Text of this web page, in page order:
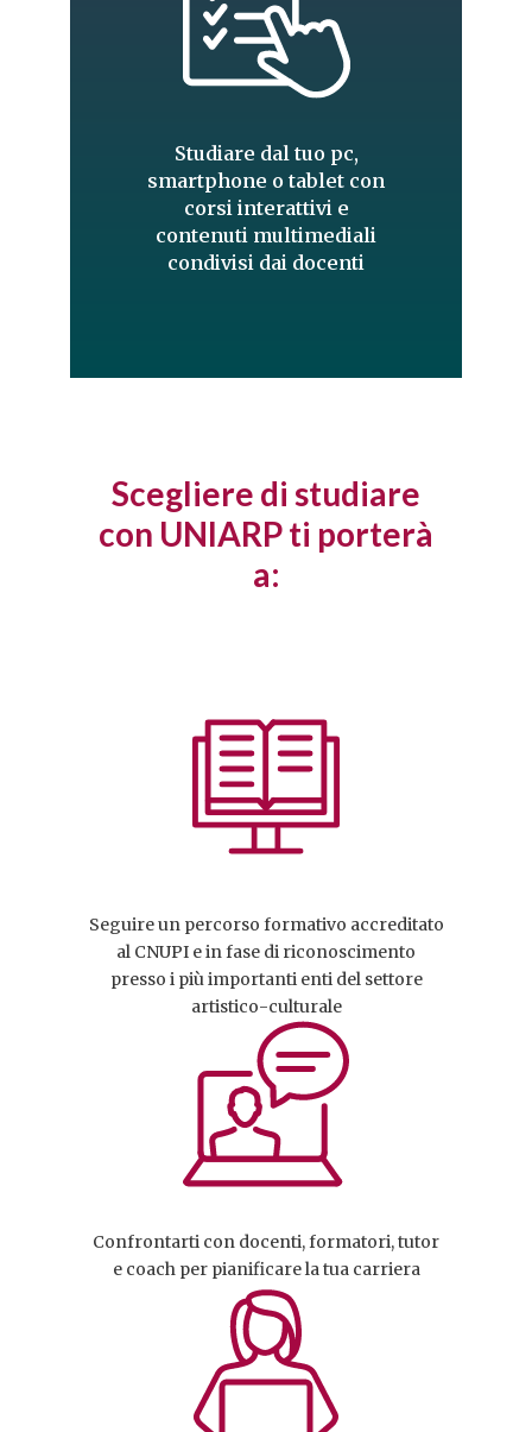
Studiare dal tuo pc,
smartphone o tablet con
corsi interattivi e
contenuti multimediali
condivisi dai docenti
Scegliere di studiare
con UNIARP ti porterà
a:
Seguire un percorso formativo accreditato
al CNUPI e in fase di riconoscimento
presso i più importanti enti del settore
artistico-culturale
Confrontarti con docenti, formatori, tutor
e coach per pianificare la tua carriera